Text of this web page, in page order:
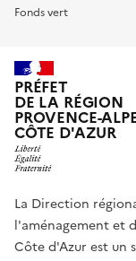
Fonds vert
PRÉFET
DE LA RÉGION
PROVENCE-
CÔTE D'AZUR
La Direction
l'aménagement et
Côte d'Azur est un